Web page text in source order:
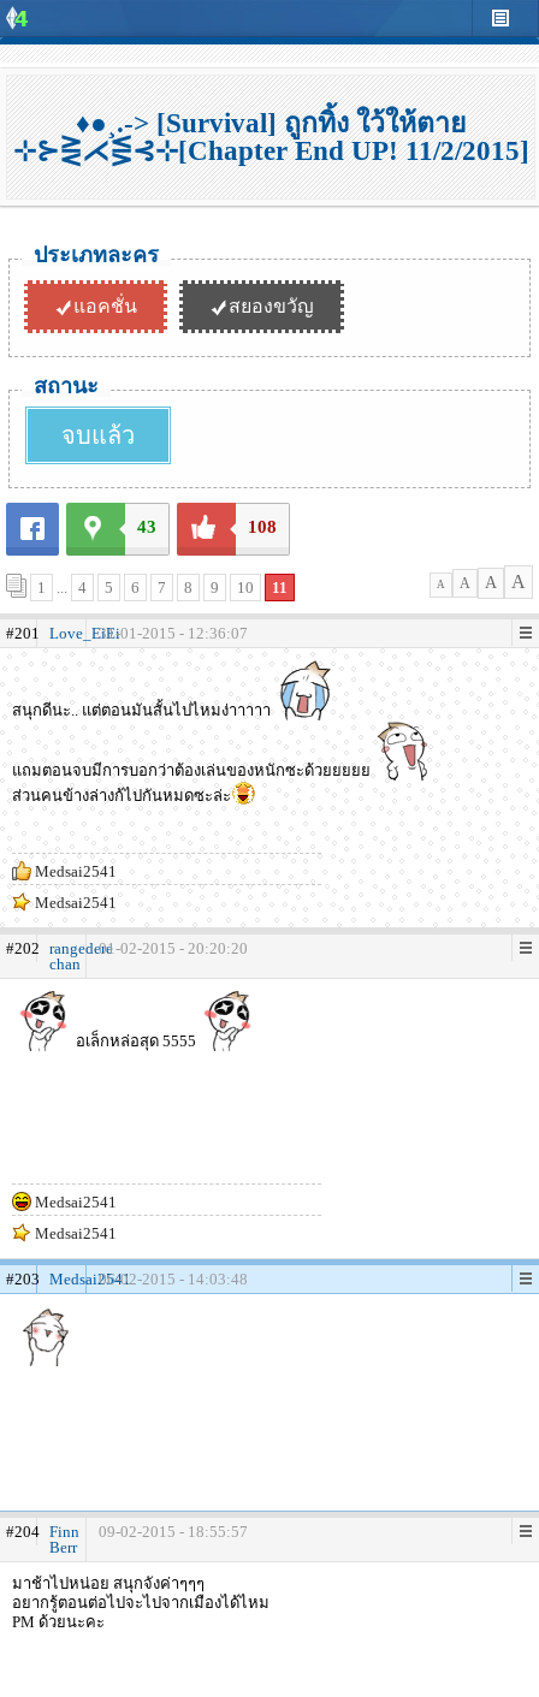
♦●¸.-> [Survival] ถูกทิ้ง ใว้ให้ตาย
⊹⊱⋛⋌⋚⊰⊹[Chapter End UP! 11/2/2015]
ประเภทละคร
แอคชั่น สยองขวัญ
สถานะ
จบแล้ว
43 108
1 ... 4 5 6 7 8 9 10 11 A A A A
#201 Love_EiEi31-01-2015 - 12:36:07
สนุกดีนะ.. แต่ตอนมันสั้นไปไหมง่าาาาา
แถมตอนจบมีการบอกว่าต้องเล่นของหนักซะด้วยยยยย
ส่วนคนข้างล่างก้ไปกันหมดซะล่ะ
Medsai2541
Medsai2541
#202 rangedere
chan
01-02-2015 - 20:20:20
อเล็กหล่อสุด 5555
Medsai2541
Medsai2541
#203 Medsai254106-02-2015 - 14:03:48
#204 Finn
Berr
09-02-2015 - 18:55:57
มาช้าไปหน่อย สนุกจังค่าๆๆๆ
อยากรู้ตอนต่อไปจะไปจากเมืองได้ไหม
PM ด้วยนะคะ